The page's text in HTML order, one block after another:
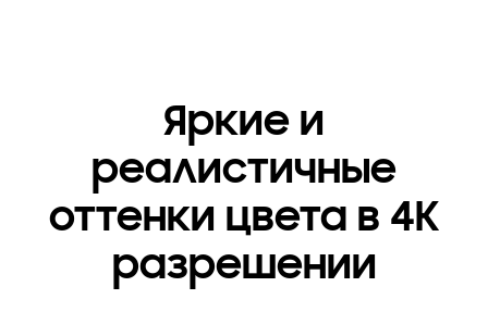
Яркие и
реалистичные
оттенки цвета в 4К
разрешении